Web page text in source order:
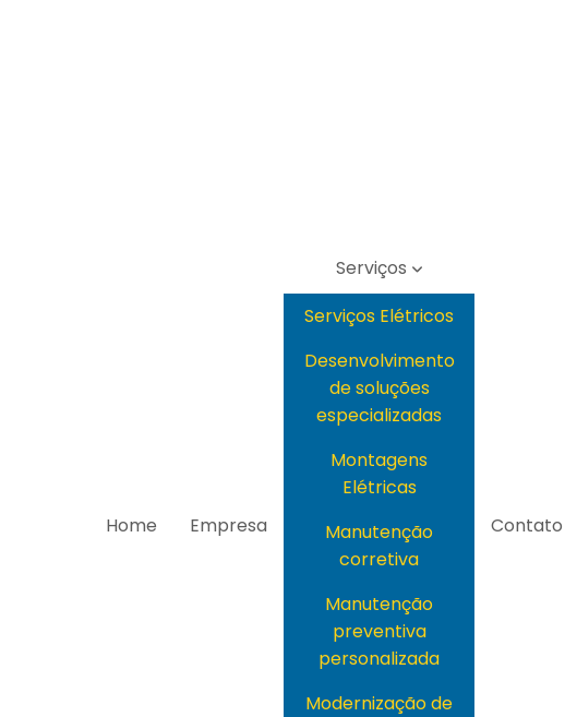
Home Empresa
Serviços
Serviços Elétricos
Desenvolvimento
de soluções
especializadas
Montagens
Elétricas
Manutenção
corretiva
Manutenção
preventiva
personalizada
Modernização de
Contato